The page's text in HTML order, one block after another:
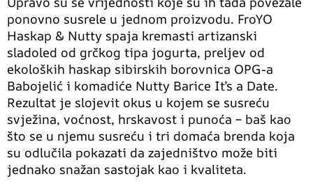
ponovno susrele u jednom proizvodu. FroYO
Haskap & Nutty spaja kremasti artizanski
sladoled od grčkog tipa jogurta, preljev od
ekoloških haskap sibirskih borovnica OPG-a
Babojelić i komadiće Nutty Barice It’s a Date.
Rezultat je slojevit okus u kojem se susreću
svježina, voćnost, hrskavost i punoća – baš kao
što se u njemu susreću i tri domaća brenda koja
su odlučila pokazati da zajedništvo može biti
jednako snažan sastojak kao i kvaliteta.